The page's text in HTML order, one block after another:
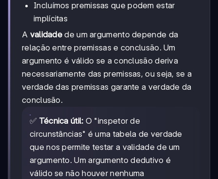
Incluímos premissas que podem estar
implícitas
A validade de um argumento depende da
relação entre premissas e conclusão. Um
argumento é válido se a conclusão deriva
necessariamente das premissas, ou seja, se a
verdade das premissas garante a verdade da
conclusão.
✅ Técnica útil: O "inspetor de
circunstâncias" é uma tabela de verdade
que nos permite testar a validade de um
argumento. Um argumento dedutivo é
válido se não houver nenhuma